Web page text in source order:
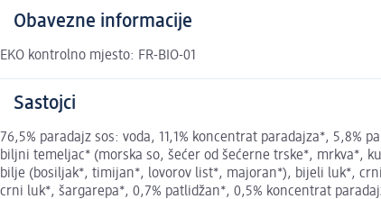
Obavezne informacije
EKO kontrolno mjesto: FR-BIO-01
Sastojci
76,5% paradajz sos: voda, 11,1% koncentrat paradajza*,
biljni temeljac* (morska so, šećer od šećerne trske*, mrkva*,
bilje (bosiljak*, timijan*, lovorov list*, majoran*), bijeli luk*, crni
crni luk*, šargarepa*, 0,7% patlidžan*, 0,5% koncentrat